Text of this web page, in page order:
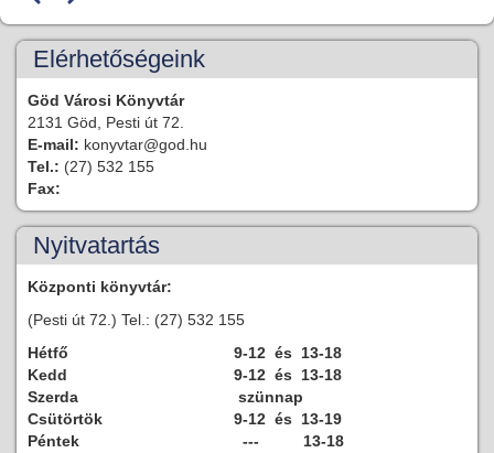
- 16
- 17
- 19
- 21
Elérhetőségeink
Göd Városi Könyvtár
2131 Göd, Pesti út 72.
E-mail: konyvtar@god.hu
Tel.: (27) 532 155
Fax:
Nyitvatartás
Központi könyvtár:
(Pesti út 72.) Tel.: (27) 532 155
Hétfő
9-12 és 13-18
Kedd
9-12 és 13-18
Szerda
szünnap
Csütörtök
9-12 és 13-19
Péntek
--- 13-18